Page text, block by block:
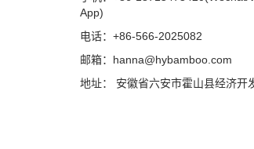
App)
电话：+86-566-2025082
邮箱：hanna@hybamboo.com
地址： 安徽省六安市霍山县经济开